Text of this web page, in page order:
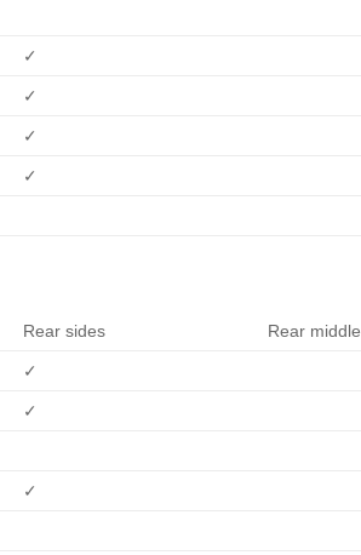
✓
✓
✓
✓
Rear sides Rear middle
✓
✓
✓